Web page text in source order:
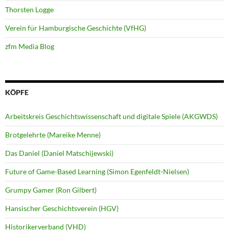
Thorsten Logge
Verein für Hamburgische Geschichte (VfHG)
zfm Media Blog
KÖPFE
Arbeitskreis Geschichtswissenschaft und digitale Spiele (AKGWDS)
Brotgelehrte (Mareike Menne)
Das Daniel (Daniel Matschijewski)
Future of Game-Based Learning (Simon Egenfeldt-Nielsen)
Grumpy Gamer (Ron Gilbert)
Hansischer Geschichtsverein (HGV)
Historikerverband (VHD)